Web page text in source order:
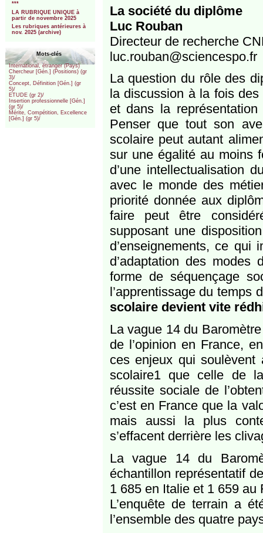
***
LA RUBRIQUE UNIQUE à
partir de novembre 2025
Les rubriques antérieures à
nov. 2025 (archive)
Mots-clés
International, étranger (Pays)
Chercheur [Gén.] (Positions) (gr
3)/
Concept, Définition [Gén.] (gr
5)/
ETUDE (gr 2)/
Insertion professionnelle [Gén.]
(gr 5)/
Mérite, Compétition, Excellence
[Gén.] (gr 5)/
La société du diplôme
Luc Rouban
Directeur de recherche
luc.rouban@sciencespo.fr
La question du rôle des
la discussion à la fois
et dans la
Penser que tout son
scolaire peut autant
sur une égalité au moins
d’une intellectualisation
avec le monde des
priorité donnée aux
faire peut être
supposant une
d’enseignements, ce qui
d’adaptation des modes
forme de séquençage
l’apprentissage du
scolaire devient vite
La vague 14 du
de l’opinion en France,
ces enjeux qui soulèvent
scolaire1 que celle de
réussite sociale de
c’est en France que la
mais aussi la plus
s’effacent derrière les
La vague 14 du
échantillon représentatif
1 685 en Italie et 1 659 au
L’enquête de terrain a
l’ensemble des quatre